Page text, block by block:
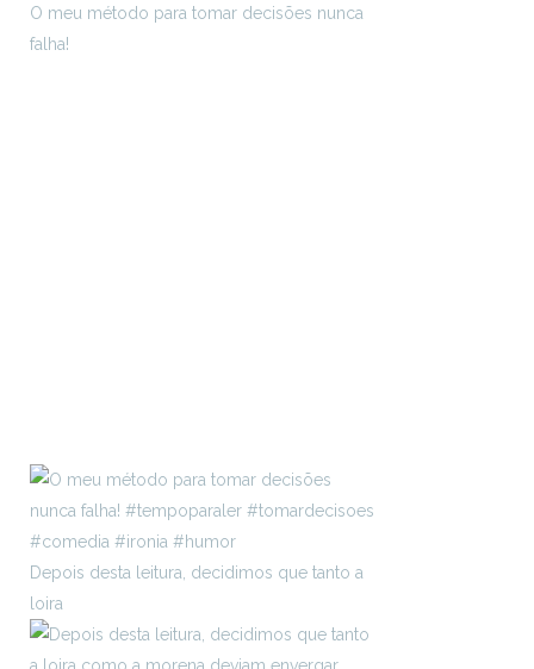
O meu método para tomar decisões nunca
falha!
Depois desta leitura, decidimos que tanto a
loira